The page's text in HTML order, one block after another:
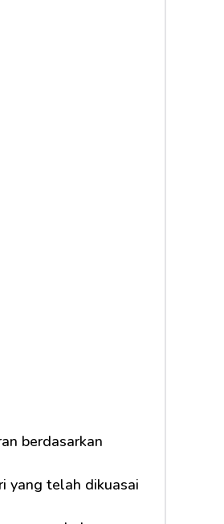
berdasarkan
yang telah dikuasai